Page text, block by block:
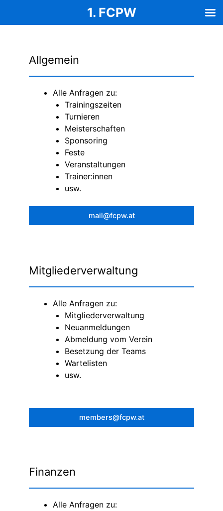
Allgemein
Alle Anfragen zu:
Trainingszeiten
Turnieren
Meisterschaften
Sponsoring
Feste
Veranstaltungen
Trainer:innen
usw.
mail@fcpw.at
Mitgliederverwaltung
Alle Anfragen zu:
Mitgliederverwaltung
Neuanmeldungen
Abmeldung vom Verein
Besetzung der Teams
Wartelisten
usw.
members@fcpw.at
Finanzen
Alle Anfragen zu:
1. FCPW